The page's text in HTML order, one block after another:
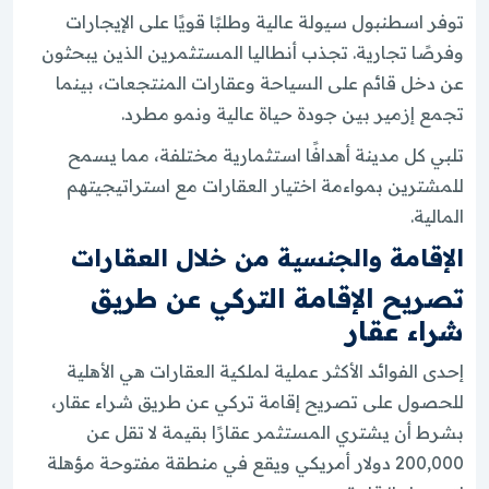
توفر اسطنبول سيولة عالية وطلبًا قويًا على الإيجارات
وفرصًا تجارية. تجذب أنطاليا المستثمرين الذين يبحثون
عن دخل قائم على السياحة وعقارات المنتجعات، بينما
تجمع إزمير بين جودة حياة عالية ونمو مطرد.
تلبي كل مدينة أهدافًا استثمارية مختلفة، مما يسمح
للمشترين بمواءمة اختيار العقارات مع استراتيجيتهم
المالية.
الإقامة والجنسية من خلال العقارات
تصريح الإقامة التركي عن طريق
شراء عقار
إحدى الفوائد الأكثر عملية لملكية العقارات هي الأهلية
للحصول على تصريح إقامة تركي عن طريق شراء عقار،
بشرط أن يشتري المستثمر عقارًا بقيمة لا تقل عن
200,000 دولار أمريكي ويقع في منطقة مفتوحة مؤهلة